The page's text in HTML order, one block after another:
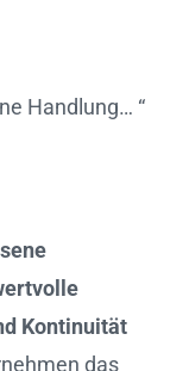
Handlung… “
Kontinuität
das